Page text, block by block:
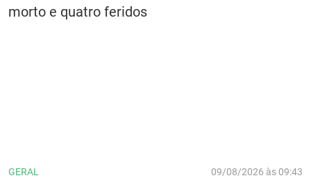
morto e quatro feridos
GERAL 09/08/2026 às 09:43